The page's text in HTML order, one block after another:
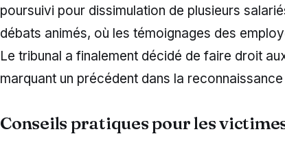
poursuivi pour dissimulation de plusieurs
débats animés, où les témoignages des
Le tribunal a finalement décidé de faire droit
marquant un précédent dans la
Conseils pratiques pour les